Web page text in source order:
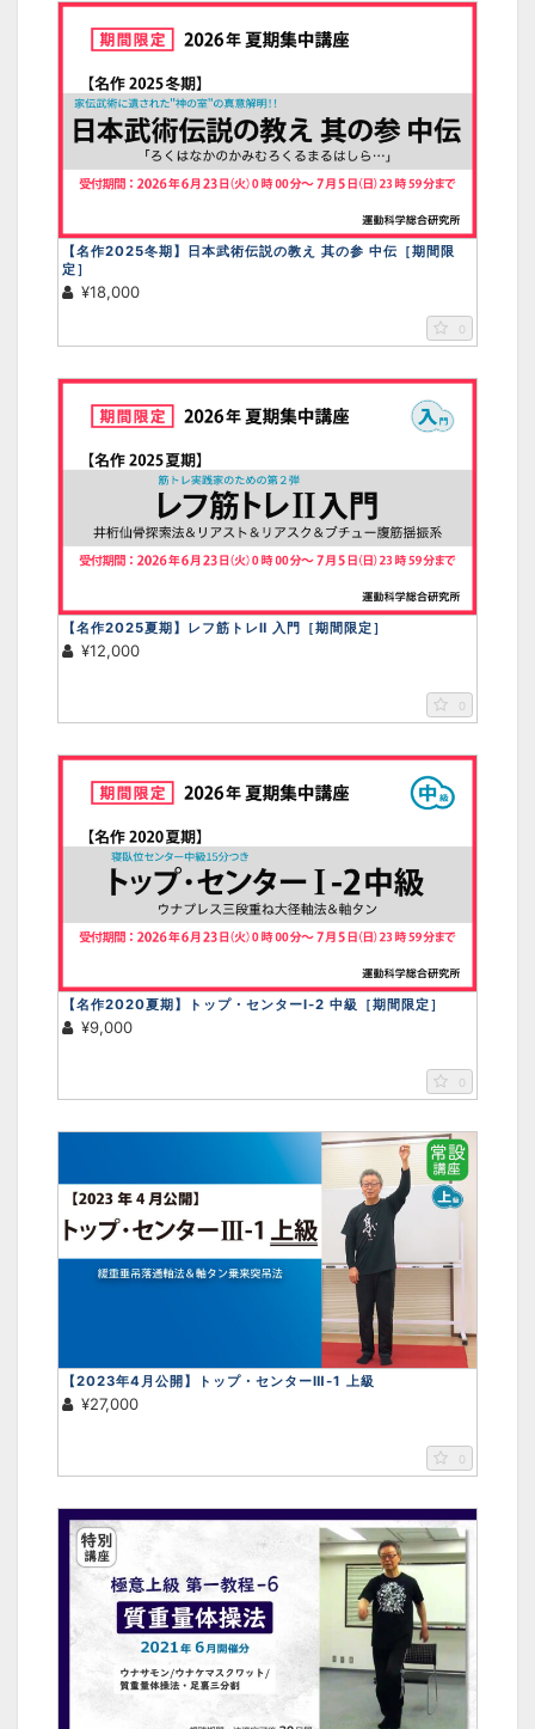
画面をクリックすると元に戻ります。 ×
【名作2025冬期】日本武術伝説の教え 其の参 中伝［期間限
定］
¥18,000
0
【名作2025夏期】レフ筋トレⅡ 入門［期間限定］
¥12,000
0
【名作2020夏期】トップ・センターⅠ-2 中級［期間限定］
¥9,000
0
【2023年4月公開】トップ・センターⅢ-1 上級
¥27,000
0